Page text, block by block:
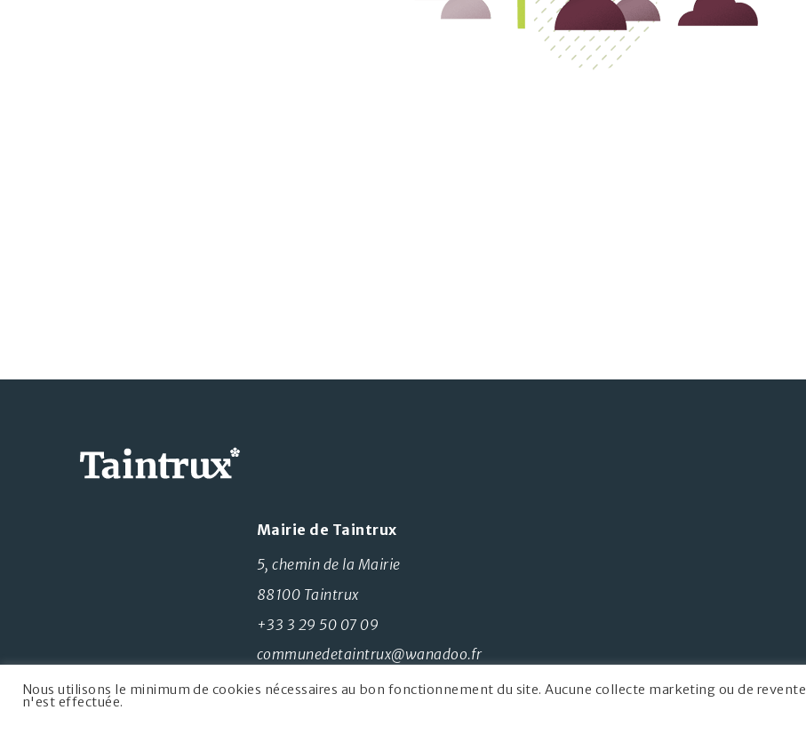
Mairie de Taintrux
5, chemin de la Mairie
88100 Taintrux
+33 3 29 50 07 09
communedetaintrux@wanadoo.fr
Nous utilisons le minimum de cookies nécessaires au bon fonctionnement du site. Aucune collecte marketing ou de revente
n'est effectuée.